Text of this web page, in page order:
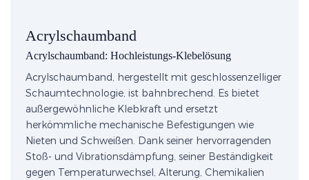
Acrylschaumband
Acrylschaumband: Hochleistungs-Klebelösung
Acrylschaumband, hergestellt mit geschlossenzelliger
Schaumtechnologie, ist bahnbrechend. Es bietet
außergewöhnliche Klebkraft und ersetzt
herkömmliche mechanische Befestigungen wie
Nieten und Schweißen. Dank seiner hervorragenden
Stoß- und Vibrationsdämpfung, seiner Beständigkeit
gegen Temperaturwechsel, Alterung, Chemikalien